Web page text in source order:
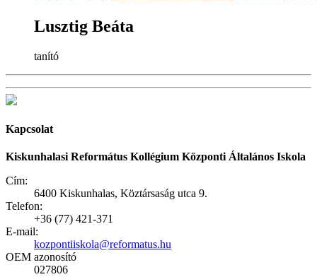
Lusztig Beáta
tanító
Kapcsolat
Kiskunhalasi Református Kollégium Központi Általános Iskola
Cím:
6400 Kiskunhalas, Köztársaság utca 9.
Telefon:
+36 (77) 421-371
E-mail:
kozpontiiskola@reformatus.hu
OEM azonosító
027806